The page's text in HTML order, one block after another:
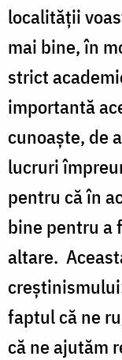
localităţii
mai bine, în
strict
importantă
cunoaşte, de
lucruri
pentru că în
bine pentru a
altare.
faptul că ne
că ne ajutăm